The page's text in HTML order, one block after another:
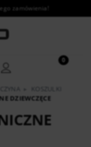
KOSZULKI
DZIEWCZĘCE